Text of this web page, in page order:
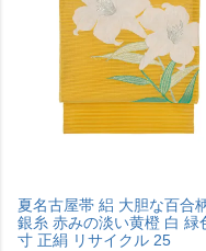
夏名古屋帯 絽 大胆な百合
銀糸 赤みの淡い黄橙 白 緑
寸 正絹 リサイクル 25